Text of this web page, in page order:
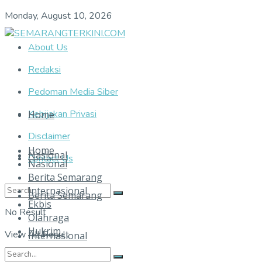
Monday, August 10, 2026
About Us
Redaksi
Pedoman Media Siber
Kebijakan Privasi
Disclaimer
Contact Us
No Result
View All Result
Home
Nasional
Berita Semarang
Internasional
Home
Nasional
Berita Semarang
Internasional
Ekbis
Olahraga
Hukrim